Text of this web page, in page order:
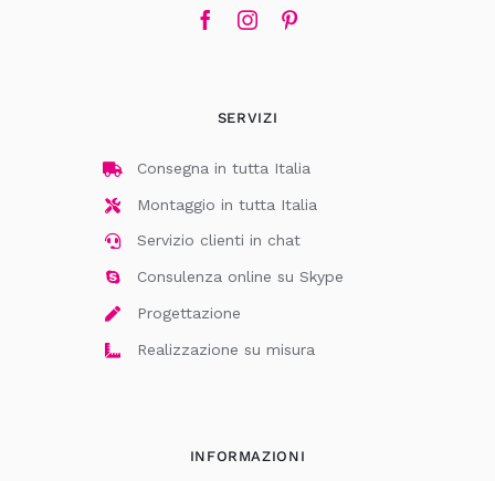
SERVIZI
Consegna in tutta Italia
Montaggio in tutta Italia
Servizio clienti in chat
Consulenza online su Skype
Progettazione
Realizzazione su misura
INFORMAZIONI